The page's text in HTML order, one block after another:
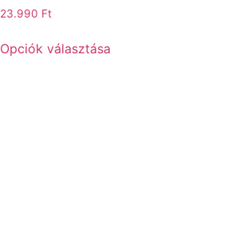
23.990 Ft
Opciók választása